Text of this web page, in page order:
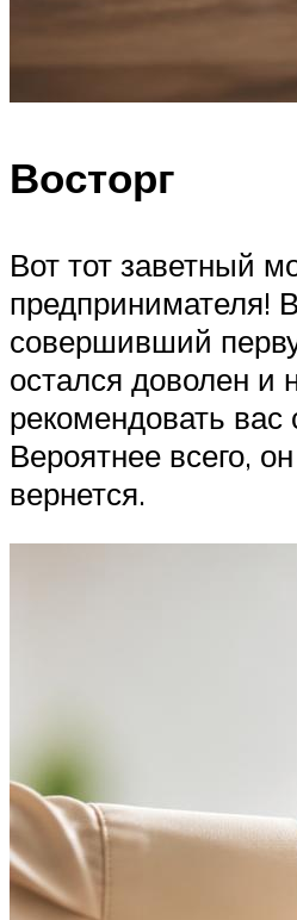
Восторг
Вот тот заветный
предпринимателя!
совершивший
остался доволен и
рекомендовать
Вероятнее всего,
вернется.